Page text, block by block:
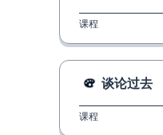
课程
谈论过去
课程